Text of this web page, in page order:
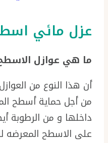
عزل مائي
ما هي عوازل الاسطح
أن هذا النوع من
من أجل حماية أسطح
داخلها و من
على الاسطح المعرضه